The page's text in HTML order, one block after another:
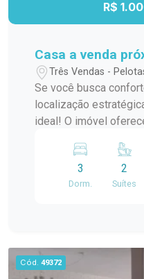
R$
Casa a venda
Três Vendas -
Se você busca
localização
ideal! O imóvel oferece: 3 dormitórios, sendo 2
Espaço com
família e amigos 2
Localizada a apenas
bem, com conforto,
às principais vias da
3
Dorm.
2
Suítes
Cód. 49372